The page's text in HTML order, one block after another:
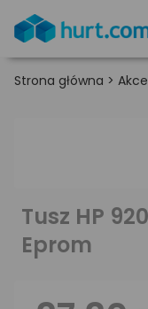
Strona główna >
Tusz HP
Eprom